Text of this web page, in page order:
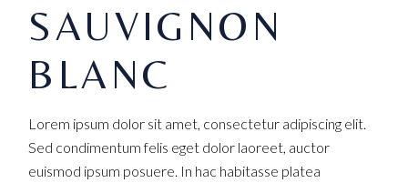
SAUVIGNON
BLANC
Lorem ipsum dolor sit amet, consectetur adipiscing elit.
Sed condimentum felis eget dolor laoreet, auctor
euismod ipsum posuere. In hac habitasse platea